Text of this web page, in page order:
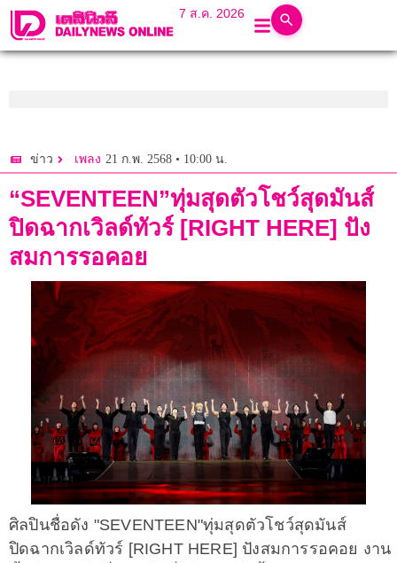
7 ส.ค. 2026
ข่าว เพลง 21 ก.พ. 2568 • 10:00 น.
“SEVENTEEN”ทุ่มสุดตัวโชว์สุดมันส์
ปิดฉากเวิลด์ทัวร์ [RIGHT HERE] ปัง
สมการรอคอย
ศิลปินชื่อดัง "SEVENTEEN"ทุ่มสุดตัวโชว์สุดมันส์
ปิดฉากเวิลด์ทัวร์ [RIGHT HERE] ปังสมการรอคอย งาน